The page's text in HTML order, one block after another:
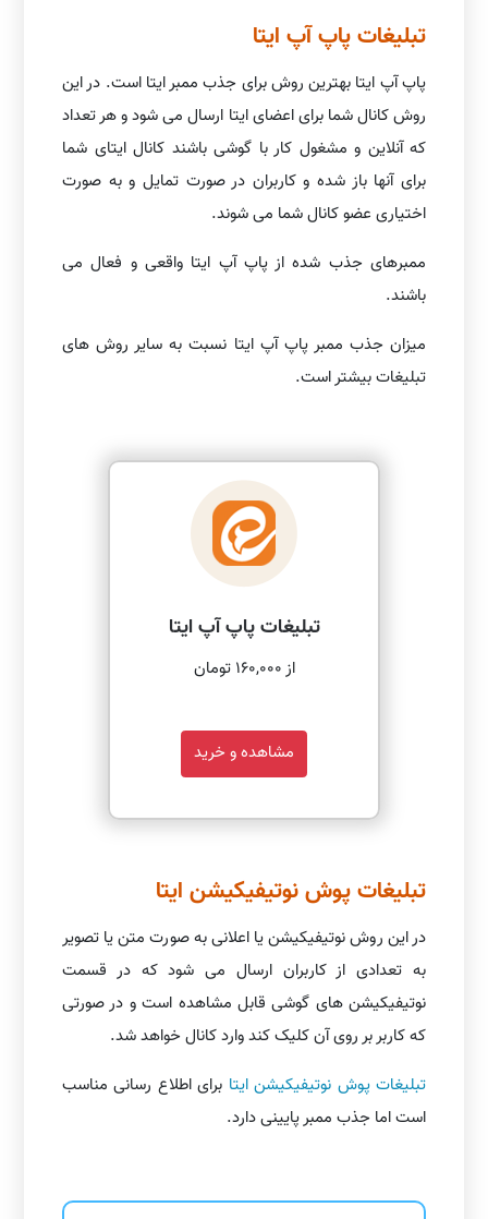
تبلیغات پاپ آپ ایتا
پاپ آپ ایتا بهترین روش برای جذب ممبر ایتا است. در این
روش کانال شما برای اعضای ایتا ارسال می شود و هر تعداد
که آنلاین و مشغول کار با گوشی باشند کانال ایتای شما
برای آنها باز شده و کاربران در صورت تمایل و به صورت
اختیاری عضو کانال شما می شوند.
ممبرهای جذب شده از پاپ آپ ایتا واقعی و فعال می
باشند.
میزان جذب ممبر پاپ آپ ایتا نسبت به سایر روش های
تبلیغات بیشتر است.
تبلیغات پاپ آپ ایتا
از 160,000 تومان
مشاهده و خرید
تبلیغات پوش نوتیفیکیشن ایتا
در این روش نوتیفیکیشن یا اعلانی به صورت متن یا تصویر
به تعدادی از کاربران ارسال می شود که در قسمت
نوتیفیکیشن های گوشی قابل مشاهده است و در صورتی
که کاربر بر روی آن کلیک کند وارد کانال خواهد شد.
تبلیغات پوش نوتیفیکیشن ایتا برای اطلاع رسانی مناسب
است اما جذب ممبر پایینی دارد.